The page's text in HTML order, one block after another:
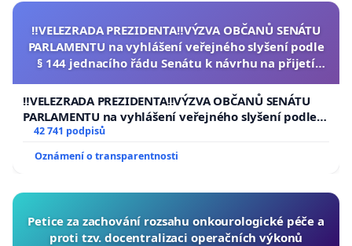
‼️VELEZRADA PREZIDENTA‼️VÝZVA OBČANŮ SENÁTU
PARLAMENTU na vyhlášení veřejného slyšení podle
§ 144 jednacího řádu Senátu k návrhu na přijetí
republiky
‼️VELEZRADA PREZIDENTA‼️VÝZVA OBČANŮ SENÁTU
PARLAMENTU na vyhlášení veřejného slyšení podle §
144 jednacího řádu Senátu k návrhu na přijetí
republiky
42 741 podpisů
Oznámení o transparentnosti
Petice za zachování rozsahu onkourologické péče a
proti tzv. docentralizaci operačních výkonů